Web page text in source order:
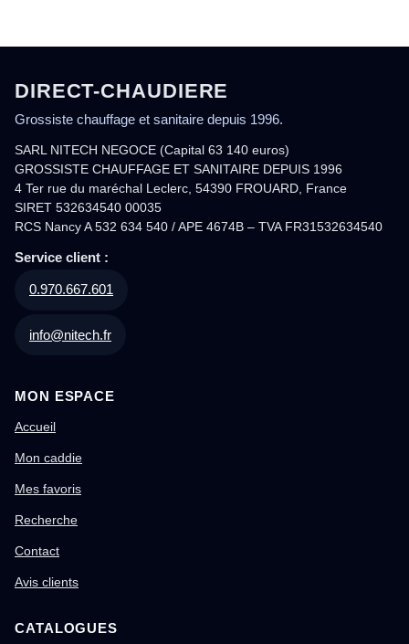
DIRECT-CHAUDIERE
Grossiste chauffage et sanitaire depuis 1996.
SARL NITECH NEGOCE (Capital 63 140 euros)
GROSSISTE CHAUFFAGE ET SANITAIRE DEPUIS 1996
4 Ter rue du maréchal Leclerc, 54390 FROUARD, France
SIRET 532634540 00035
RCS Nancy A 532 634 540 / APE 4674B – TVA FR31532634540
Service client :
0.970.667.601
info@nitech.fr
MON ESPACE
Accueil
Mon caddie
Mes favoris
Recherche
Contact
Avis clients
CATALOGUES